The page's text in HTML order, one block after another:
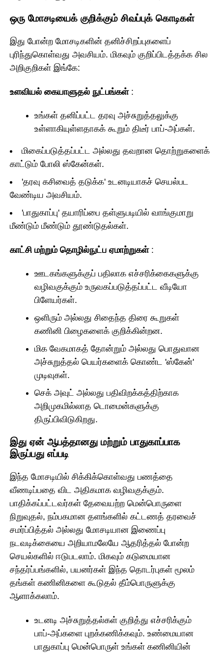
ஒரு மோசடியைக் குறிக்கும் சிவப்புக் கொடிகள்
இது போன்ற மோசடிகளின் தனிச்சிறப்புகளைப்
புரிந்துகொள்வது அவசியம். மிகவும் குறிப்பிடத்தக்க சில
அறிகுறிகள் இங்கே:
உளவியல் கையாளுதல் நுட்பங்கள்:
உங்கள் தனிப்பட்ட தரவு அச்சுறுத்தலுக்கு
உள்ளாகியுள்ளதாகக் கூறும் திடீர் பாப்-அப்கள்.
மிகைப்படுத்தப்பட்ட அல்லது தவறான தொற்றுகளைக்
காட்டும் போலி ஸ்கேன்கள்.
'தரவு கசிவைத் தடுக்க' உடனடியாகச் செயல்பட
வேண்டிய அவசியம்.
'பாதுகாப்பு' தயாரிப்பை தள்ளுபடியில் வாங்குமாறு
மீண்டும் மீண்டும் தூண்டுதல்கள்.
காட்சி மற்றும் தொழில்நுட்ப ஏமாற்றுகள்:
ஊடகங்களுக்குப் பதிலாக எச்சரிக்கைகளுக்கு
வழிவகுக்கும் உருவகப்படுத்தப்பட்ட வீடியோ
பிளேயர்கள்.
ஒளிரும் அல்லது சிதைந்த திரை கூறுகள்
கணினி பிழைகளைக் குறிக்கின்றன.
மிக வேகமாகத் தோன்றும் அல்லது பொதுவான
அச்சுறுத்தல் பெயர்களைக் கொண்ட 'ஸ்கேன்'
முடிவுகள்.
செக் அவுட் அல்லது பதிவிறக்கத்திற்காக
அறிமுகமில்லாத டொமைன்களுக்கு
திருப்பிவிடுகிறது.
இது ஏன் ஆபத்தானது மற்றும் பாதுகாப்பாக
இருப்பது எப்படி
இந்த மோசடியில் சிக்கிக்கொள்வது பணத்தை
வீணடிப்பதை விட அதிகமாக வழிவகுக்கும்.
பாதிக்கப்பட்டவர்கள் தேவையற்ற மென்பொருளை
நிறுவுதல், நம்பகமான தளங்களில் கட்டணத் தரவைச்
சமர்ப்பித்தல் அல்லது மோசடியான இணைப்பு
நடவடிக்கையை அறியாமலேயே ஆதரித்தல் போன்ற
செயல்களில் ஈடுபடலாம். மிகவும் கடுமையான
சந்தர்ப்பங்களில், பயனர்கள் இந்த தொடர்புகள் மூலம்
தங்கள் கணினிகளை கூடுதல் தீம்பொருளுக்கு
ஆளாக்கலாம்.
உடனடி அச்சுறுத்தல்கள் குறித்து எச்சரிக்கும்
பாப்-அப்களை புறக்கணிக்கவும். உண்மையான
பாதுகாப்பு மென்பொருள் உங்கள் கணினியின்